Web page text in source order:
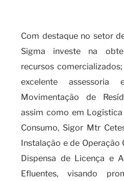
Com destaque no setor
Sigma investe na
recursos
excelente
Movimentação de
assim como em Logística
Consumo, Sigor Mtr
Instalação e de Operação
Dispensa de Licença e
Efluentes, visando